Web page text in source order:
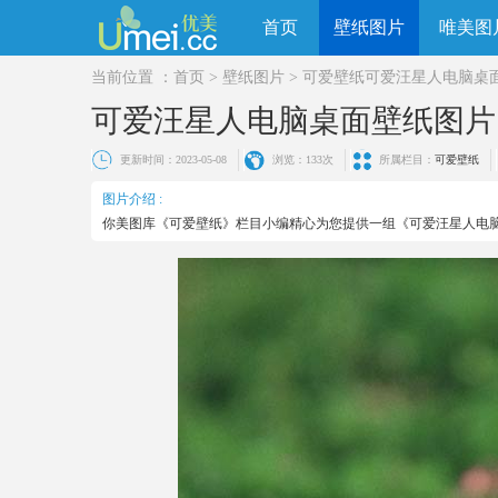
首页 壁纸图片 唯美图
当前位置 ： 首页 > 壁纸图片 > 可爱壁纸可爱汪星人电脑桌
可爱汪星人电脑桌面壁纸图片
更新时间：2023-05-08 浏览： 133次 所属栏目： 可爱壁纸
图片介绍 :
你美图库《可爱壁纸》栏目小编精心为您提供一组《可爱汪星人